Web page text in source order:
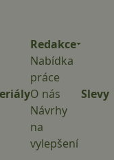
Redakce
Nabídka
práce
O nás
Návrhy
na
vylepšení
Slevy